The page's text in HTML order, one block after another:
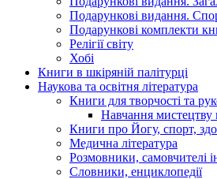
Подарункові видання.
Подарункові комплекти
Релігії світу
Хобі
Книги в шкіряній палітурці
Наукова та освітня література
Книги для творчості та
Навчання
Книги про Йогу, спорт,
Медична література
Розмовники, самовчителі
Словники, енциклопедії